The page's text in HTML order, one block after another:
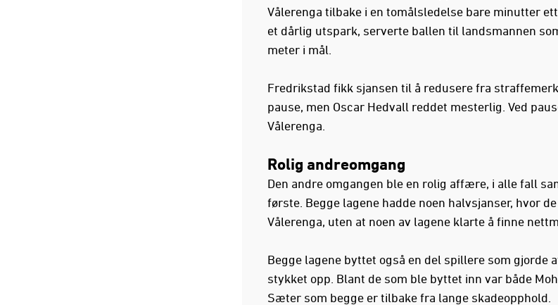
Vålerenga tilbake i en tomålsledelse bare minutter
et dårlig utspark, serverte ballen til landsmannen
meter i mål.
Fredrikstad fikk sjansen til å redusere fra
pause, men Oscar Hedvall reddet mesterlig. Ved
Vålerenga.
Rolig andreomgang
Den andre omgangen ble en rolig affære, i alle fall
første. Begge lagene hadde noen halvsjanser, hvor
Vålerenga, uten at noen av lagene klarte å finne
Begge lagene byttet også en del spillere som gjorde
stykket opp. Blant de som ble byttet inn var både
Sæter som begge er tilbake fra lange skadeopphold.